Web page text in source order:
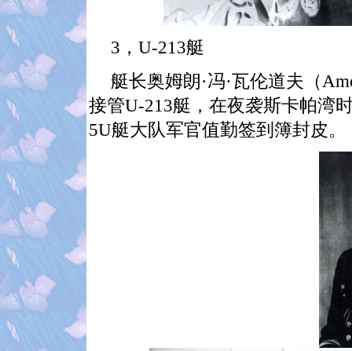
3 ， U-213艇
艇长奥姆朗·冯·瓦伦道夫（
接管U-213艇，在夜袭斯卡帕湾
5U艇大队军官值勤签到簿封皮。